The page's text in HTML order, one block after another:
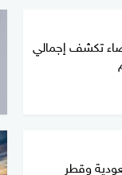
تكشف إجمالي
وقطر